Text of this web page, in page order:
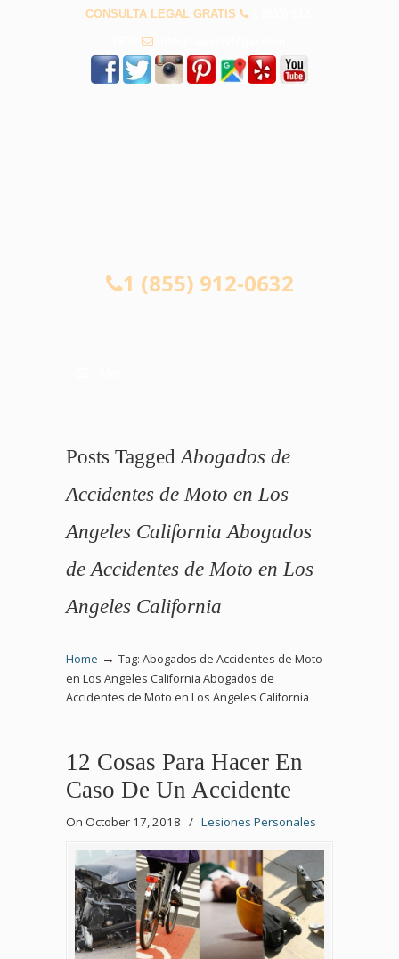
CONSULTA LEGAL GRATIS
1 (855) 912-0632
Posts Tagged Abogados de
Accidentes de Moto en Los
Angeles California Abogados
de Accidentes de Moto en Los
Angeles California
Home → Tag: Abogados de Accidentes de Moto
en Los Angeles California Abogados de
Accidentes de Moto en Los Angeles California
12 Cosas Para Hacer En
Caso De Un Accidente
On October 17, 2018 / Lesiones Personales